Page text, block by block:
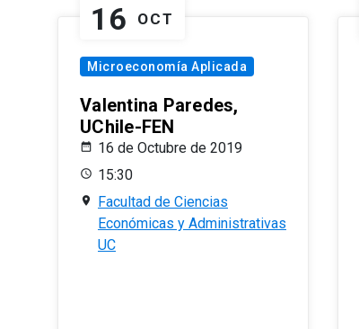
16 OCT
Microeconomía Aplicada
Valentina Paredes,
UChile-FEN
16 de Octubre de 2019
15:30
Facultad de Ciencias
Económicas y Administrativas
UC